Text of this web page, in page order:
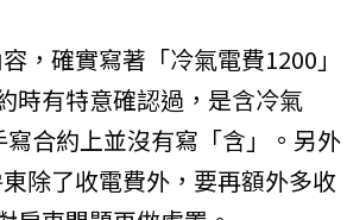
，確實寫著「冷氣電費1200」
時有特意確認過，是含冷氣
合約上並沒有寫「含」。另外
除了收電費外，要再額外多收